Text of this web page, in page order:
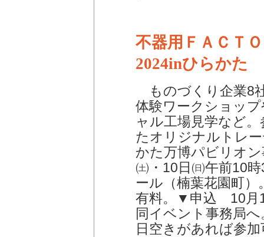
不器用ＦＡＣＴ
2024inひらかた
ものづくり企業8
体験ワークショッ
ャル工場見学など
たオリジナルトレ
かた万博パビリオ
㈯・10日㈰午前10
ール（楠葉花園町
有料。▼申込 10月
同イベント事務局
日空きがあれば参加